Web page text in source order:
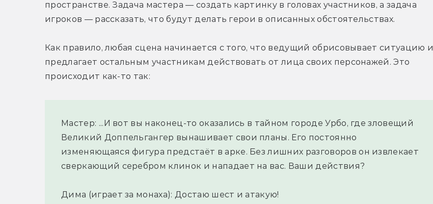
пространстве. Задача мастера — создать картинку в головах участников, а задача
игроков — рассказать, что будут делать герои в описанных обстоятельствах.
Как правило, любая сцена начинается с того, что ведущий обрисовывает ситуацию и
предлагает остальным участникам действовать от лица своих персонажей. Это
происходит как-то так:
Мастер: ...И вот вы наконец-то оказались в тайном городе Урбо, где зловещий
Великий Доппельгангер вынашивает свои планы. Его постоянно
изменяющаяся фигура предстаёт в арке. Без лишних разговоров он извлекает
сверкающий серебром клинок и нападает на вас. Ваши действия?
Дима (играет за монаха): Достаю шест и атакую!